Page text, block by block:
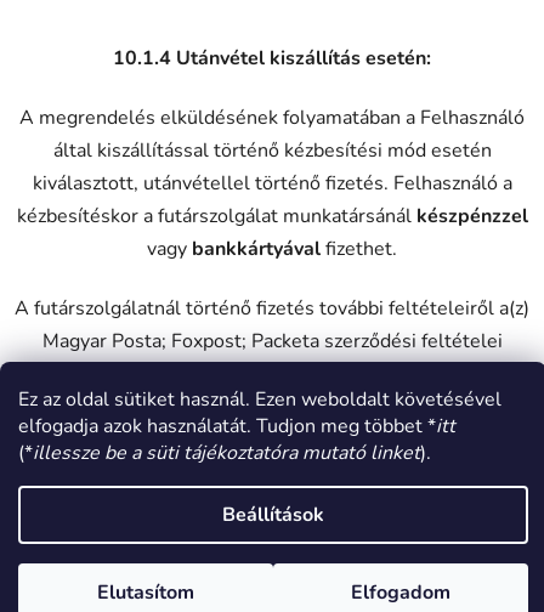
Ez az oldal sütiket használ. Ezen weboldalt követésével
elfogadja azok használatát. Tudjon meg többet *itt
(*illessze be a süti tájékoztatóra mutató linket).
Beállítások
Elutasítom Elfogadom
10.1.4 Utánvétel kiszállítás esetén:
A megrendelés elküldésének folyamatában a Felhasználó
által kiszállítással történő kézbesítési mód esetén
kiválasztott, utánvétellel történő fizetés. Felhasználó a
kézbesítéskor a futárszolgálat munkatársánál készpénzzel
vagy bankkártyávalfizethet.
A futárszolgálatnál történő fizetés további feltételeiről a(z)
Magyar Posta; Foxpost; Packeta szerződési feltételei
online felületén (lentebb részletezve).
10.1.5 Utánvétel átvételi pont esetén:
A megrendelés elküldésének folyamatában Felhasználó